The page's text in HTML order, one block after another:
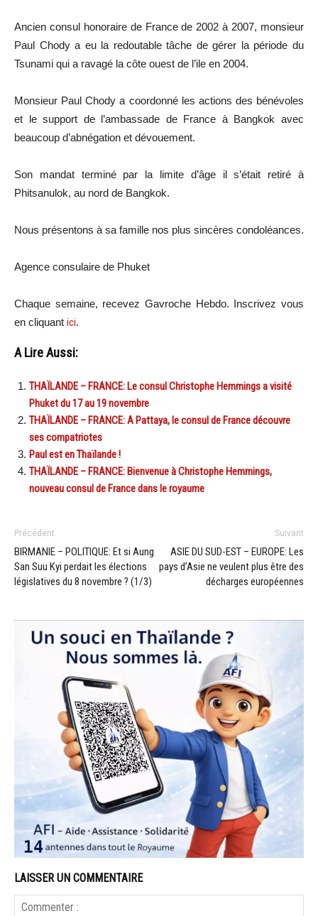
Ancien consul honoraire de France de 2002 à 2007, monsieur
Paul Chody a eu la redoutable tâche de gérer la période du
Tsunami qui a ravagé la côte ouest de l’ile en 2004.
Monsieur Paul Chody a coordonné les actions des bénévoles
et le support de l’ambassade de France à Bangkok avec
beaucoup d’abnégation et dévouement.
Son mandat terminé par la limite d’âge il s’était retiré à
Phitsanulok, au nord de Bangkok.
Nous présentons à sa famille nos plus sincères condoléances.
Agence consulaire de Phuket
Chaque semaine, recevez Gavroche Hebdo. Inscrivez vous
en cliquant ici.
A Lire Aussi:
THAÏLANDE – FRANCE: Le consul Christophe Hemmings a visité
Phuket du 17 au 19 novembre
THAÏLANDE – FRANCE: A Pattaya, le consul de France découvre
ses compatriotes
Paul est en Thaïlande !
THAÏLANDE – FRANCE: Bienvenue à Christophe Hemmings,
nouveau consul de France dans le royaume
Précédent
BIRMANIE – POLITIQUE: Et si Aung
San Suu Kyi perdait les élections
législatives du 8 novembre ? (1/3)
Suivant
ASIE DU SUD-EST – EUROPE: Les
pays d’Asie ne veulent plus être des
décharges européennes
LAISSER UN COMMENTAIRE